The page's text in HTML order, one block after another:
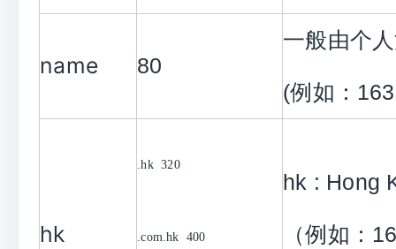
name 80
一般由个
(例如：
hk
.hk 320
.com.hk 400
hk : Hong
（例如：